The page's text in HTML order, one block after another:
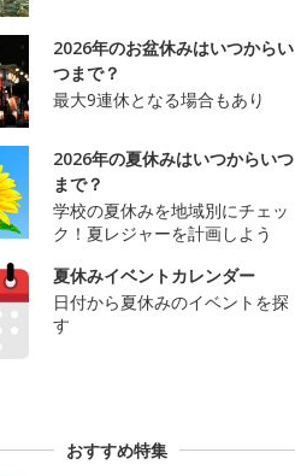
2026年のお盆休みはいつからい
つまで？
最大9連休となる場合もあり
2026年の夏休みはいつからいつ
まで？
学校の夏休みを地域別にチェッ
ク！夏レジャーを計画しよう
夏休みイベントカレンダー
日付から夏休みのイベントを探
す
おすすめ特集